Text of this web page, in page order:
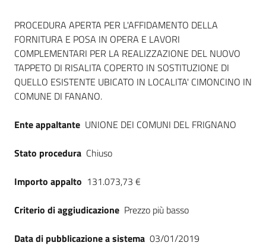
Seguici
su
Dati del bando
PROCEDURA APERTA PER L'AFFIDAMENTO DELLA
FORNITURA E POSA IN OPERA E LAVORI
COMPLEMENTARI PER LA REALIZZAZIONE DEL NUOVO
TAPPETO DI RISALITA COPERTO IN SOSTITUZIONE DI
QUELLO ESISTENTE UBICATO IN LOCALITA' CIMONCINO IN
COMUNE DI FANANO.
Ente appaltante UNIONE DEI COMUNI DEL FRIGNANO
Stato procedura Chiuso
Importo appalto 131.073,73 €
Criterio di aggiudicazione Prezzo più basso
Data di pubblicazione a sistema 03/01/2019